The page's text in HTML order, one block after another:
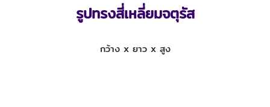
รูปทรงสี่เหลี่ยมจตุรัส
กว้าง x ยาว x สูง